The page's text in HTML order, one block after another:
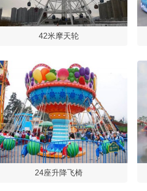
42米摩天轮
24座升降飞椅